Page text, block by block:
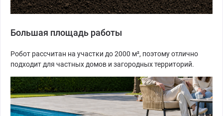
Большая площадь работы
Робот рассчитан на участки до 2000 м², поэтому отлично
подходит для частных домов и загородных территорий.